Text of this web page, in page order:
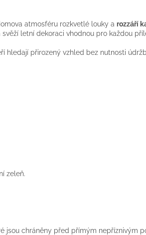
atmosféru rozkvetlé louky a rozzáří
letní dekoraci vhodnou pro každou
hledají přirozený vzhled bez nutnosti
zeleň.
jsou chráněny před přímým nepříznivým